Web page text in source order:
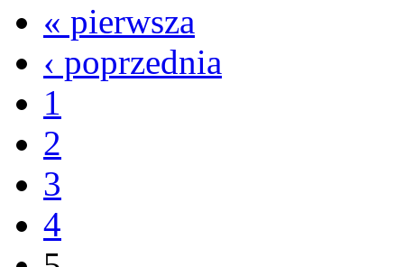
« pierwsza
‹ poprzednia
1
2
3
4